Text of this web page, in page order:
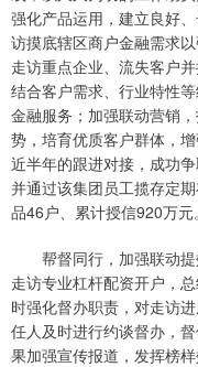
强化产品运用，建立良好
访摸底辖区商户金融需求
走访重点企业、流失客户
结合客户需求、行业特性
金融服务；加强联动营销
势，培育优质客户群体，
近半年的跟进对接，成功
并通过该集团员工揽存定
品46户、累计授信920万元。
帮督同行，加强联动提
走访专业杠杆配资开户，
时强化督办职责，对走访
任人及时进行约谈督办，
果加强宣传报道，发挥榜